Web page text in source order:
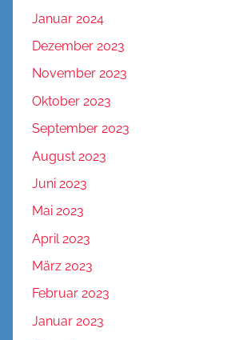
Januar 2024
Dezember 2023
November 2023
Oktober 2023
September 2023
August 2023
Juni 2023
Mai 2023
April 2023
März 2023
Februar 2023
Januar 2023